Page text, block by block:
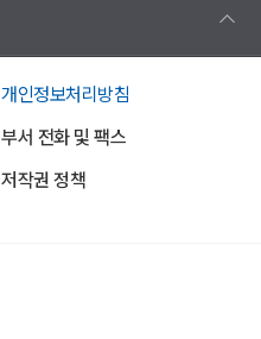
개인정보처리방침
부서 전화 및 팩스
저작권 정책